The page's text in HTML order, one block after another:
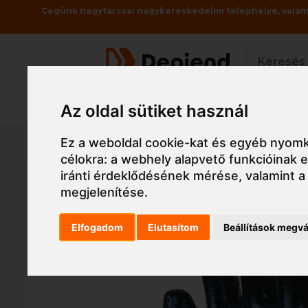
Az oldal sütiket használ
Ez a weboldal cookie-kat és egyéb
célokra:a webhely alapvető funkcióinak
iránti érdeklődésének mérése, valamint
megjelenítése.
Elfogadom Elutasítom Beállítások
Cégünk nagytarcsai nagykereskedelmi telephelye,
Termékek